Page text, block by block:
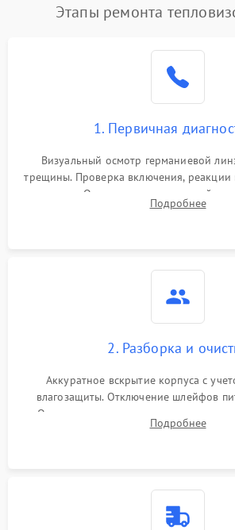
Этапы ремонта
1. Первичная
Визуальный осмотр германиевой
трещины. Проверка включения, реакции
зарядки. Оценка вывода тепловой
проверка базовых функций и
Подробнее
2. Разборка и
Аккуратное вскрытие корпуса с
влагозащиты. Отключение шлейфов
Очистка внутренних плат от окислов
обработка германиевого объектива
Подробнее